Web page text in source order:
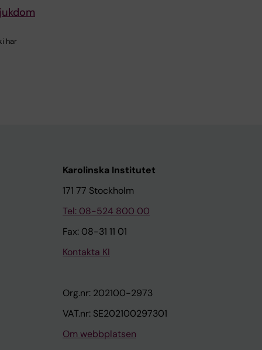
har
Karolinska Institutet
171 77 Stockholm
Tel: 08-524 800 00
Fax: 08-31 11 01
Kontakta KI
Org.nr: 202100-2973
VAT.nr: SE202100297301
Om webbplatsen